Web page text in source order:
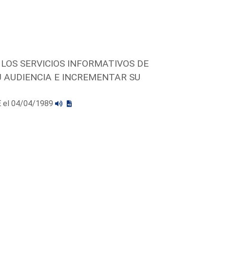
SERVICIOS INFORMATIVOS DE
E INCREMENTAR SU
el 04/04/1989